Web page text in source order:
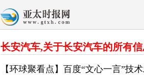
长安汽车,关于长安汽车的所有信
【环球聚看点】百度“文心一言”技术